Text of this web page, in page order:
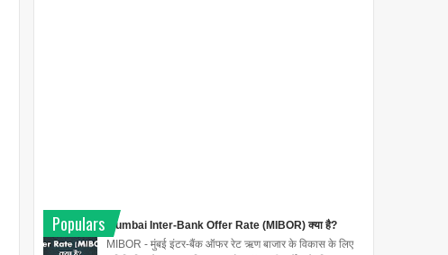
Populars
Mumbai Inter-Bank Offer Rate (MIBOR) क्या है?
MIBOR - मुंबई इंटर-बैंक ऑफर रेट ऋण बाजार के विकास के लिए